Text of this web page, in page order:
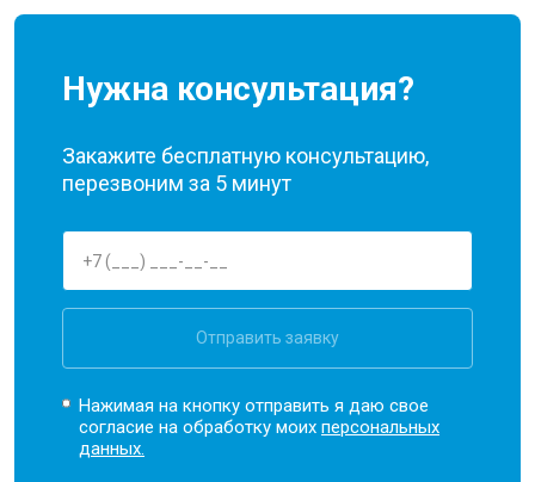
Нужна консультация?
Закажите бесплатную консультацию,
перезвоним за 5 минут
Отправить заявку
Нажимая на кнопку отправить я даю свое
согласие на обработку моихперсональных
данных.